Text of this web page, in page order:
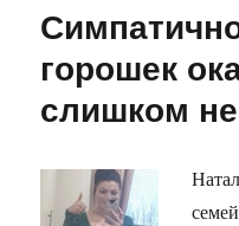
горошек
слишком